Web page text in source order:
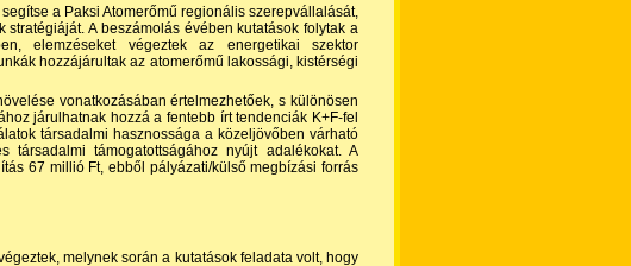
a Paksi Atomerőmű regionális szerepvállalását,
A beszámolás évében kutatások folytak a
elemzéseket végeztek az energetikai szektor
hozzájárultak az atomerőmű lakossági, kistérségi
vonatkozásában értelmezhetőek, s különösen
járulhatnak hozzá a fentebb írt tendenciák K+F-fel
társadalmi hasznossága a közeljövőben várható
társadalmi támogatottságához nyújt adalékokat. A
67 millió Ft, ebből pályázati/külső megbízási forrás
melynek során a kutatások feladata volt, hogy